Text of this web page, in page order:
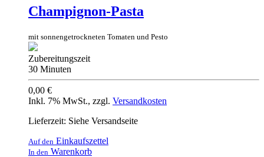
Champignon-Pasta
mit sonnengetrockneten Tomaten und Pesto
Zubereitungszeit
30 Minuten
0,00 €
Inkl. 7% MwSt., zzgl. Versandkosten
Lieferzeit: Siehe Versandseite
Auf den Einkaufszettel
In den Warenkorb